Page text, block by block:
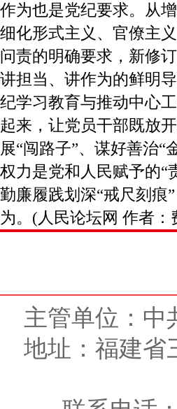
作为也是党纪要求。从
细化形式主义、官僚主
问责的明确要求，新修
讲担当、讲作为的鲜明
纪学习教育与推动中心
起来，让党员干部既放
展“闯路子”、谋好善治
权力是党和人民赋予的“
勤廉履践划深“戒尺刻痕
为。(人民论坛网 作者：
主管单位：
地址：福建省